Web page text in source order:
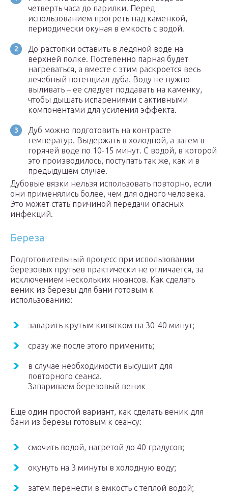
четверть часа до парилки. Перед
использованием прогреть над каменкой,
периодически окуная в емкость с водой.
До растопки оставить в ледяной воде на
верхней полке. Постепенно парная будет
нагреваться, а вместе с этим раскроется весь
лечебный потенциал дуба. Воду не нужно
выливать – ее следует поддавать на каменку,
чтобы дышать испарениями с активными
компонентами для усиления эффекта.
Дуб можно подготовить на контрасте
температур. Выдержать в холодной, а затем в
горячей воде по 10-15 минут. С водой, в которой
это производилось, поступать так же, как и в
предыдущем случае.
Дубовые вязки нельзя использовать повторно, если
они применялись более, чем для одного человека.
Это может стать причиной передачи опасных
инфекций.
Береза
Подготовительный процесс при использовании
березовых прутьев практически не отличается, за
исключением нескольких нюансов. Как сделать
веник из березы для бани готовым к
использованию:
заварить крутым кипятком на 30-40 минут;
сразу же после этого применить;
в случае необходимости высушит для
повторного сеанса.
Запариваем березовый веник
Еще один простой вариант, как сделать веник для
бани из березы готовым к сеансу:
смочить водой, нагретой до 40 градусов;
окунуть на 3 минуты в холодную воду;
затем перенести в емкость с теплой водой;